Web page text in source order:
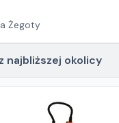
Żegoty
najbliższej okolicy